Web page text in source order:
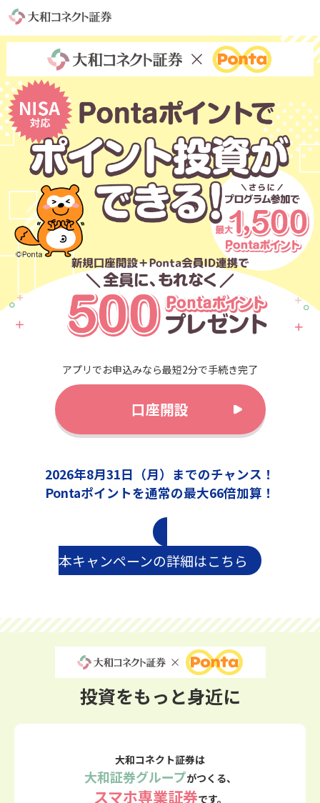
アプリでお申込みなら最短2分で手続き完了
口座開設
2026年8月31日（月）までのチャンス！
Pontaポイントを通常の最大66倍加算！
本キャンペーンの詳細はこちら
投資をもっと身近に
大和コネクト証券は
大和証券グループがつくる、
スマホ専業証券です。